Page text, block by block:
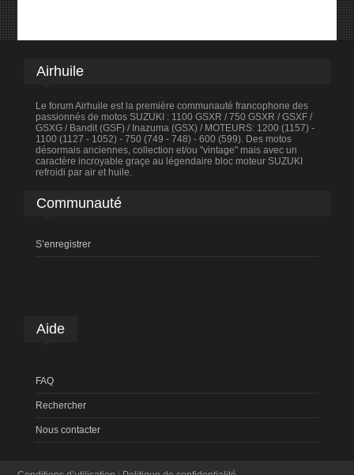
Airhuile
Le forum Airhuile est la première communauté francophone des
passionnés de motos SUZUKI : 1100 GSXR / 750 GSXR / GSXF /
GSXG / Bandit (GSF) / Inazuma (GSX) / MOTEURS: 1200 (1157) -
1100 (1127 - 1052) - 750 (749 - 748) - 600 (599). Des motos
désormais anciennes, collection et/ou "vintage" mais avec un
caractère incroyable graçe au légendaire bloc moteur SUZUKI
refroidi par air et huile.
Communauté
S’enregistrer
Aide
FAQ
Rechercher
Nous contacter